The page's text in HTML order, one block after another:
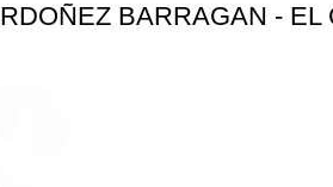
BARRAGAN -